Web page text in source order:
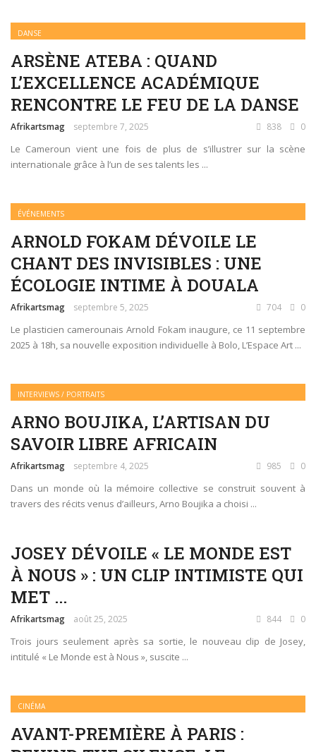
DANSE
ARSÈNE ATEBA : QUAND
L’EXCELLENCE ACADÉMIQUE
RENCONTRE LE FEU DE LA DANSE
Afrikartsmag septembre 7, 2025 838 0
Le Cameroun vient une fois de plus de s’illustrer sur la scène
internationale grâce à l’un de ses talents les ...
ÉVÉNEMENTS
ARNOLD FOKAM DÉVOILE LE
CHANT DES INVISIBLES : UNE
ÉCOLOGIE INTIME À DOUALA
Afrikartsmag septembre 5, 2025 704 0
Le plasticien camerounais Arnold Fokam inaugure, ce 11 septembre
2025 à 18h, sa nouvelle exposition individuelle à Bolo, L’Espace Art ...
INTERVIEWS / PORTRAITS
ARNO BOUJIKA, L’ARTISAN DU
SAVOIR LIBRE AFRICAIN
Afrikartsmag septembre 4, 2025 985 0
Dans un monde où la mémoire collective se construit souvent à
travers des récits venus d’ailleurs, Arno Boujika a choisi ...
JOSEY DÉVOILE « LE MONDE EST
À NOUS » : UN CLIP INTIMISTE QUI
MET ...
Afrikartsmag août 25, 2025 844 0
Trois jours seulement après sa sortie, le nouveau clip de Josey,
intitulé « Le Monde est à Nous », suscite ...
CINÉMA
AVANT-PREMIÈRE À PARIS :